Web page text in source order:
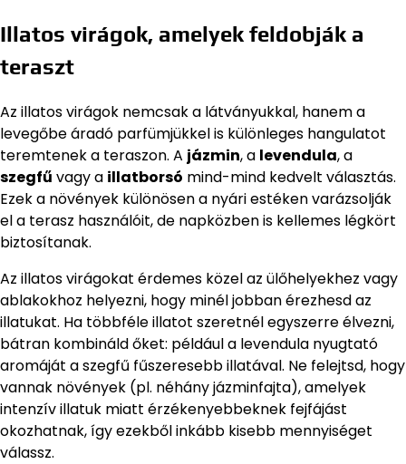
Illatos virágok, amelyek feldobják a
teraszt
Az illatos virágok nemcsak a látványukkal, hanem a
levegőbe áradó parfümjükkel is különleges hangulatot
teremtenek a teraszon. A jázmin, a levendula, a
szegfű vagy a illatborsó mind-mind kedvelt választás.
Ezek a növények különösen a nyári estéken varázsolják
el a terasz használóit, de napközben is kellemes légkört
biztosítanak.
Az illatos virágokat érdemes közel az ülőhelyekhez vagy
ablakokhoz helyezni, hogy minél jobban érezhesd az
illatukat. Ha többféle illatot szeretnél egyszerre élvezni,
bátran kombináld őket: például a levendula nyugtató
aromáját a szegfű fűszeresebb illatával. Ne felejtsd, hogy
vannak növények (pl. néhány jázminfajta), amelyek
intenzív illatuk miatt érzékenyebbeknek fejfájást
okozhatnak, így ezekből inkább kisebb mennyiséget
válassz.